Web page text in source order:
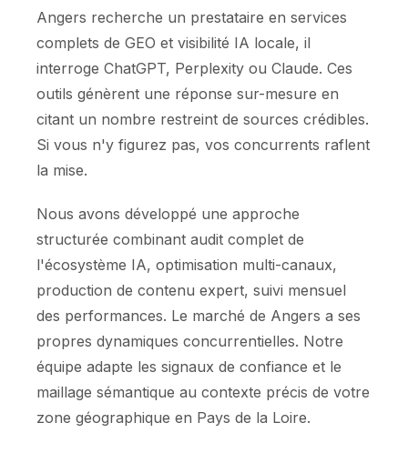
Angers recherche un prestataire en services
complets de GEO et visibilité IA locale, il
interroge ChatGPT, Perplexity ou Claude. Ces
outils génèrent une réponse sur-mesure en
citant un nombre restreint de sources crédibles.
Si vous n'y figurez pas, vos concurrents raflent
la mise.
Nous avons développé une approche
structurée combinant audit complet de
l'écosystème IA, optimisation multi-canaux,
production de contenu expert, suivi mensuel
des performances. Le marché de Angers a ses
propres dynamiques concurrentielles. Notre
équipe adapte les signaux de confiance et le
maillage sémantique au contexte précis de votre
zone géographique en Pays de la Loire.